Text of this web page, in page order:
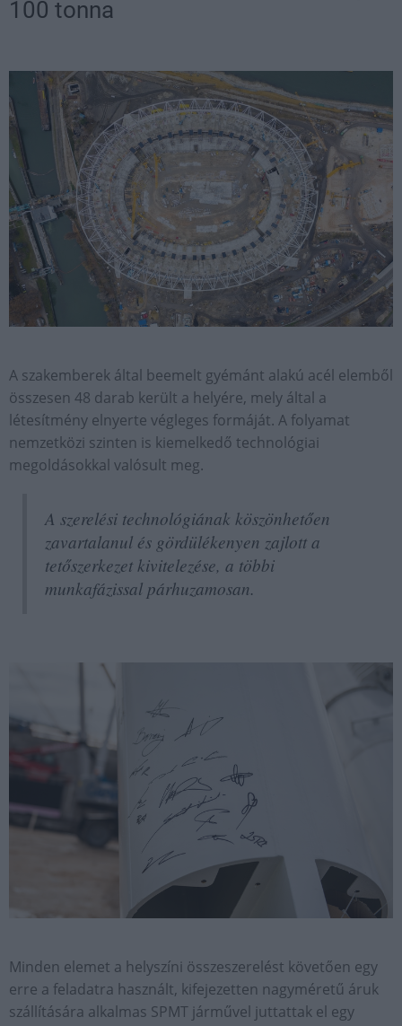
100 tonna
A szakemberek által beemelt gyémánt alakú acél elemből
összesen 48 darab került a helyére, mely által a
létesítmény elnyerte végleges formáját. A folyamat
nemzetközi szinten is kiemelkedő technológiai
megoldásokkal valósult meg.
A szerelési technológiának köszönhetően
zavartalanul és gördülékenyen zajlott a
tetőszerkezet kivitelezése, a többi
munkafázissal párhuzamosan.
Minden elemet a helyszíni összeszerelést követően egy
erre a feladatra használt, kifejezetten nagyméretű áruk
szállítására alkalmas SPMT járművel juttattak el egy